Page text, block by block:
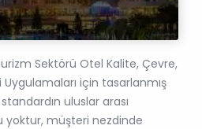
Sektörü Otel Kalite, Çevre,
Uygulamaları için tasarlanmış
uluslar arası
yoktur, müşteri nezdinde